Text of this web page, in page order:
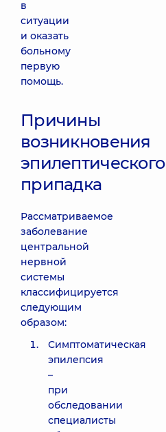
в
ситуации
и оказать
больному
первую
помощь.
Причины
возникновения
эпилептического
припадка
Рассматриваемое
заболевание
центральной
нервной
системы
классифицируется
следующим
образом:
Симптоматическая
эпилепсия
–
при
обследовании
специалисты